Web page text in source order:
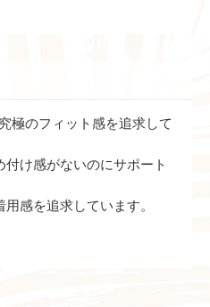
極のフィット感を追求して
け感がないのにサポート
感を追求しています。